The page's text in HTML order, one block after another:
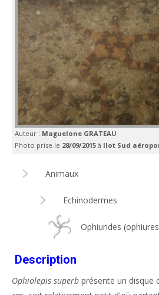
Auteur : Maguelone GRATEAU
Photo prise le 28/09/2015 à Ilot Sud
Animaux
Echinodermes
Ophiurides
Description
Ophiolepis superb présente un disque